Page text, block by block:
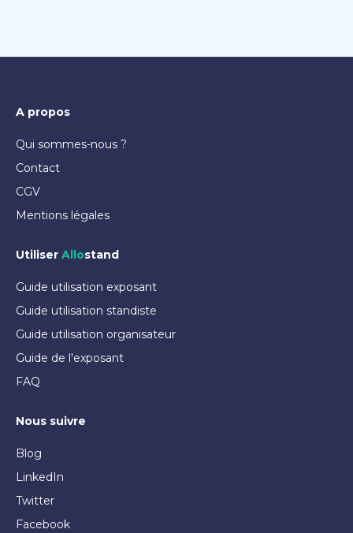
A propos
Qui sommes-nous ?
Contact
CGV
Mentions légales
Utiliser Allostand
Guide utilisation exposant
Guide utilisation standiste
Guide utilisation organisateur
Guide de l'exposant
FAQ
Nous suivre
Blog
LinkedIn
Twitter
Facebook